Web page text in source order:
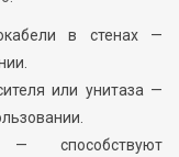
в стенах —
или унитаза —
— способствуют